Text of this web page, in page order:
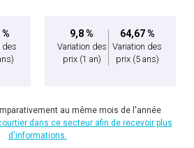
des
9,8 %
Variation des
prix (1 an)
64,67 %
Variation des
prix (5 ans)
au même mois de l'année
dans ce secteur afin de recevoir plus
d'informations.